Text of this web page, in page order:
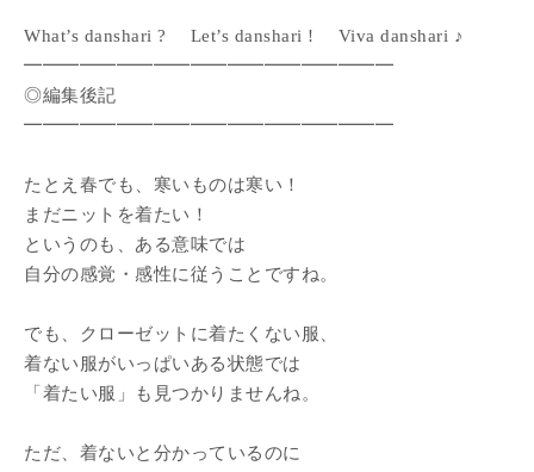
What’s danshari ? Let’s danshari ! Viva danshari ♪
━━━━━━━━━━━━━━━━━━━━
◎編集後記
━━━━━━━━━━━━━━━━━━━━
たとえ春でも、寒いものは寒い！
まだニットを着たい！
というのも、ある意味では
自分の感覚・感性に従うことですね。
でも、クローゼットに着たくない服、
着ない服がいっぱいある状態では
「着たい服」も見つかりませんね。
ただ、着ないと分かっているのに